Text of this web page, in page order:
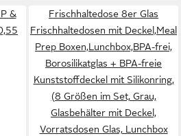
&
Frischhaltedose 8er Glas
Frischhaltedosen mit Deckel,Meal
Prep Boxen,Lunchbox,BPA-frei,
Borosilikatglas + BPA-freie
Kunststoffdeckel mit Silikonring,
(8 Größen im Set, Grau,
Glasbehälter mit Deckel,
Vorratsdosen Glas, Lunchbox